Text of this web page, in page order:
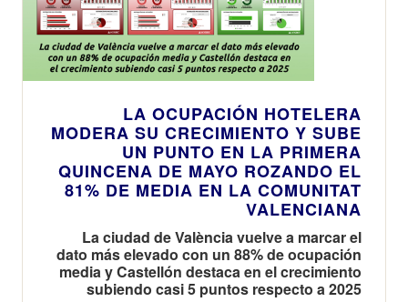
LA OCUPACIÓN HOTELERA
MODERA SU CRECIMIENTO Y SUBE
UN PUNTO EN LA PRIMERA
QUINCENA DE MAYO ROZANDO EL
81% DE MEDIA EN LA COMUNITAT
VALENCIANA
La ciudad de València vuelve a marcar el
dato más elevado con un 88% de ocupación
media y Castellón destaca en el crecimiento
subiendo casi 5 puntos respecto a 2025